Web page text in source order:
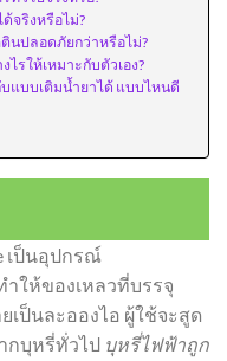
จริงหรือไม่?
นปลอดภัยกว่าหรือไม่?
รให้เหมาะกับตัวเอง?
แบบเติมน้ำยาได้ แบบไหนดี
เป็นอุปกรณ์
ให้ของเหลวที่บรรจุ
ป็นละอองไอ ผู้ใช้จะสูด
กบุหรี่ทั่วไป บุหรี่ไฟฟ้าถูก